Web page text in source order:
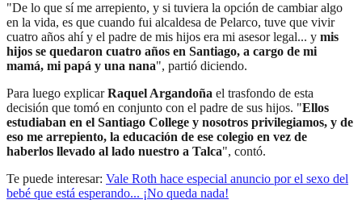
"De lo que sí me arrepiento, y si tuviera la opción de cambiar algo
en la vida, es que cuando fui alcaldesa de Pelarco, tuve que vivir
cuatro años ahí y el padre de mis hijos era mi asesor legal... y mis
hijos se quedaron cuatro años en Santiago, a cargo de mi
mamá, mi papá y una nana", partió diciendo.
Para luego explicarRaquel Argandoña el trasfondo de esta
decisión que tomó en conjunto con el padre de sus hijos. "Ellos
estudiaban en el Santiago College y nosotros privilegiamos, y de
eso me arrepiento, la educación de ese colegio en vez de
haberlos llevado al lado nuestro a Talca", contó.
Te puede interesar: Vale Roth hace especial anuncio por el sexo del
bebé que está esperando... ¡No queda nada!